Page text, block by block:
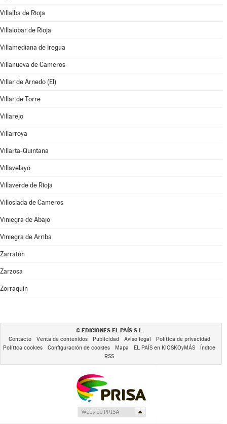
Villalba de Rioja
Villalobar de Rioja
Villamediana de Iregua
Villanueva de Cameros
Villar de Arnedo (El)
Villar de Torre
Villarejo
Villarroya
Villarta-Quintana
Villavelayo
Villaverde de Rioja
Villoslada de Cameros
Viniegra de Abajo
Viniegra de Arriba
Zarratón
Zarzosa
Zorraquín
© EDICIONES EL PAÍS S.L.
Contacto Venta de contenidos Publicidad Aviso legal
Política de privacidad
Política cookies
Configuración de cookies Mapa EL PAÍS en KIOSKOyMÁS
Índice
RSS